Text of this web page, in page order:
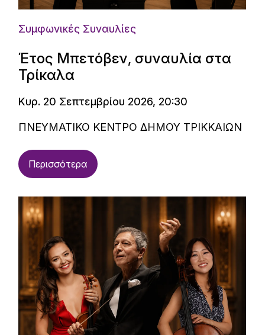
Συμφωνικές Συναυλίες
Έτος Μπετόβεν, συναυλία στα
Τρίκαλα
Κυρ. 20 Σεπτεμβρίου 2026, 20:30
ΠΝΕΥΜΑΤΙΚΟ ΚΕΝΤΡΟ ΔΗΜΟΥ ΤΡΙΚΚΑΙΩΝ
Περισσότερα